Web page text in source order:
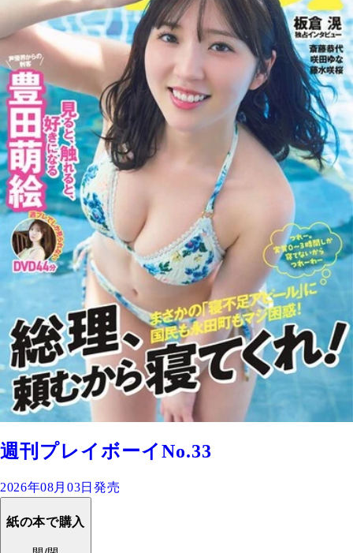
週刊プレイボーイNo.33
2026年08月03日発売
紙の本で購入